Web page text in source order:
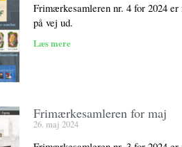
Frimærkesamleren nr. 4 for 2024
på vej ud.
Læs mere
Frimærkesamleren for maj
26. maj 2024